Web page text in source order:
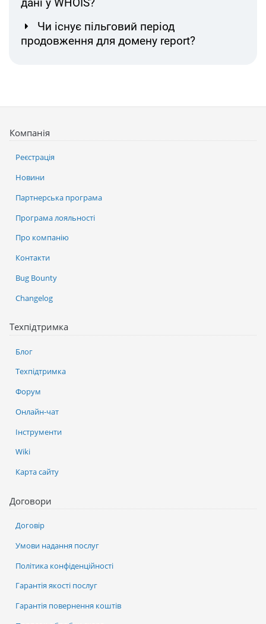
Чи існує пільговий період
продовження для домену report?
Компанія
Реєстрація
Новини
Партнерська програма
Програма лояльності
Про компанію
Контакти
Bug Bounty
Changelog
Техпідтримка
Блог
Техпідтримка
Форум
Онлайн-чат
Інструменти
Wiki
Карта сайту
Договори
Договір
Умови надання послуг
Політика конфіденційності
Гарантія якості послуг
Гарантія повернення коштів